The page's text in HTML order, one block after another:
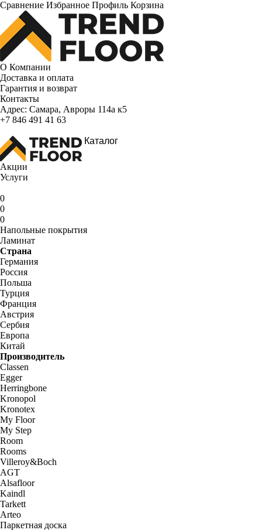
Сравнение Избранное Профиль Корзина
О Компании
Доставка и оплата
Гарантия и возврат
Контакты
Адрес: Самара, Авроры 114а к5
+7 846 491 41 63
Каталог
Акции
Услуги
0
0
0
Напольные покрытия
Ламинат
Страна
Германия
Россия
Польша
Турция
Франция
Австрия
Сербия
Европа
Китай
Производитель
Classen
Egger
Herringbone
Kronopol
Kronotex
My Floor
My Step
Room
Rooms
Villeroy&Boch
AGT
Alsafloor
Kaindl
Tarkett
Arteo
Паркетная доска